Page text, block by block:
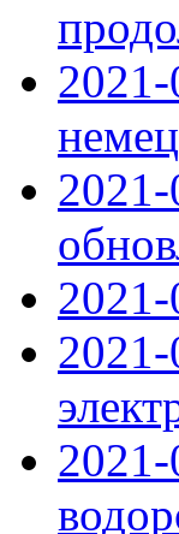
2021-
2021-
2021-